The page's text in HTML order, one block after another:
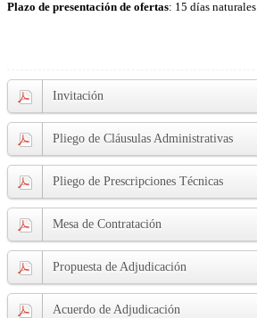
Plazo de presentación de ofertas: 15 días naturales
Invitación
Pliego de Cláusulas Administrativas
Pliego de Prescripciones Técnicas
Mesa de Contratación
Propuesta de Adjudicación
Acuerdo de Adjudicación